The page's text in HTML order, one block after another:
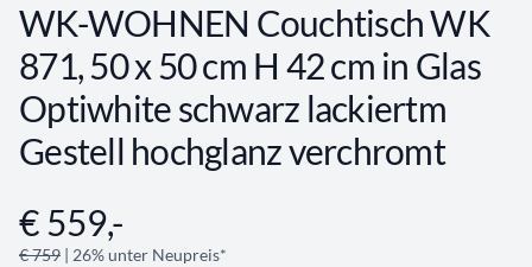
WK-WOHNEN Couchtisch WK
871, 50 x 50 cm H 42 cm in Glas
Optiwhite schwarz lackiertm
Gestell hochglanz verchromt
Angebotsinformationen
€ 559,-
€ 759 | 26% unter Neupreis*